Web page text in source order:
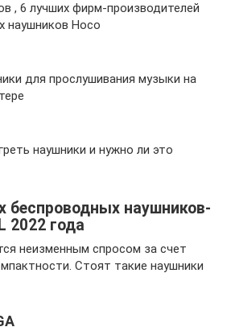
, 6 лучших фирм-производителей
наушников Hoco
для прослушивания музыки на
наушники и нужно ли это
беспроводных наушников-
2022 года
неизменным спросом за счет
Стоят такие наушники